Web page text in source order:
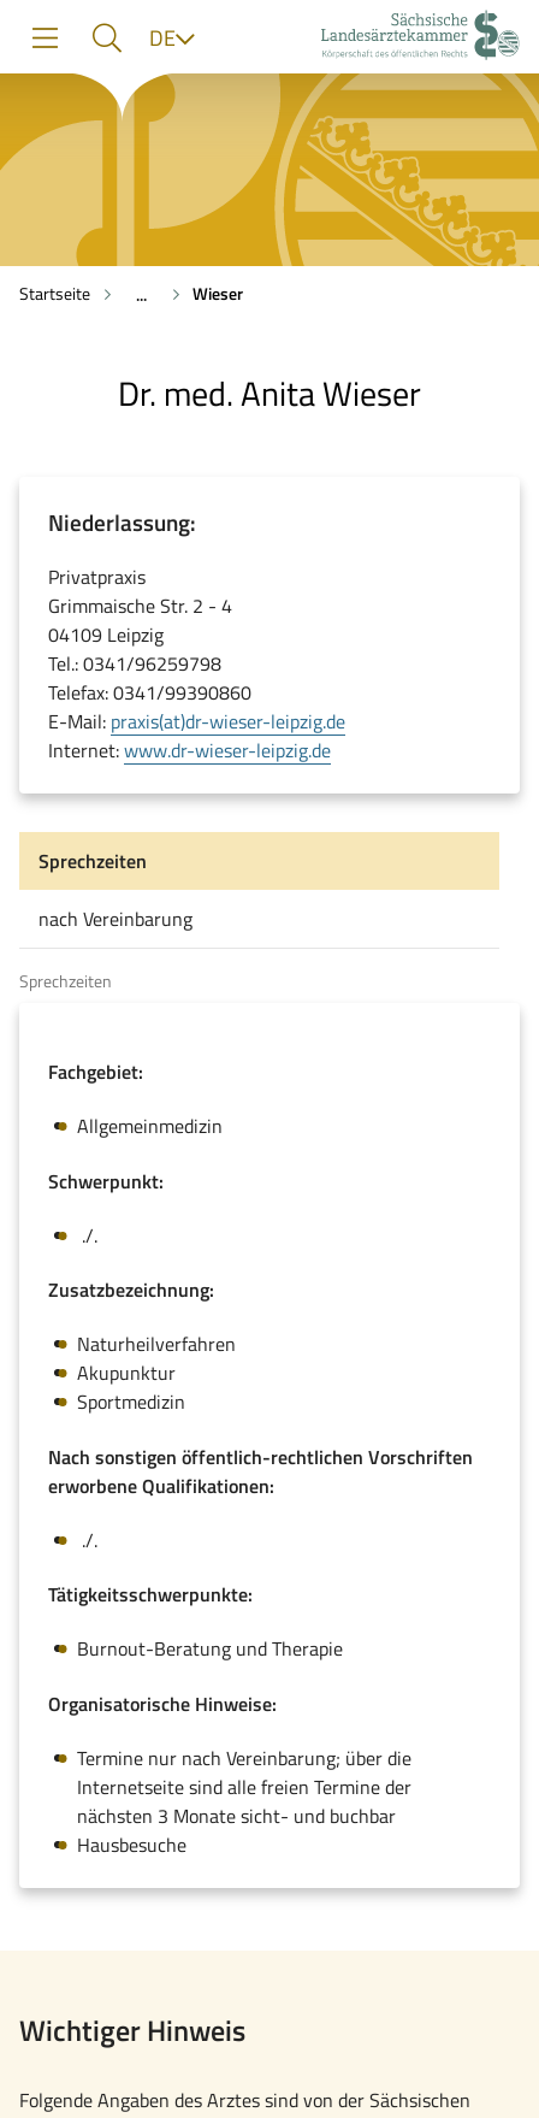
Navigation
Suche
Inhalt
DE
Startseite ... Wieser
Dr. med. Anita Wieser
Niederlassung:
Privatpraxis
Grimmaische Str. 2 - 4
04109 Leipzig
Tel.: 0341/96259798
Telefax: 0341/99390860
E-Mail: praxis(at)dr-wieser-leipzig.de
Internet:www.dr-wieser-leipzig.de(öffnet
neuem
Fenster)
Sprechzeiten
Sprechzeiten
nach Vereinbarung
Fachgebiet:
Allgemeinmedizin
Schwerpunkt:
./.
Zusatzbezeichnung:
Naturheilverfahren
Akupunktur
Sportmedizin
Nach sonstigen öffentlich-rechtlichen Vorschriften
erworbene Qualifikationen:
./.
Tätigkeitsschwerpunkte:
Burnout-Beratung und Therapie
Organisatorische Hinweise:
Termine nur nach Vereinbarung; über die
Internetseite sind alle freien Termine der
nächsten 3 Monate sicht- und buchbar
Hausbesuche
Wichtiger Hinweis
Folgende Angaben des Arztes sind von der Sächsischen